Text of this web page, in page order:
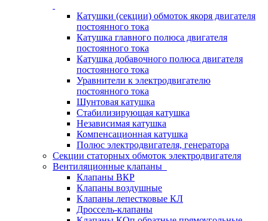
Катушки (секции) обмоток якоря двигателя
постоянного тока
Катушка главного полюса двигателя
постоянного тока
Катушка добавочного полюса двигателя
постоянного тока
Уравнители к электродвигателю
постоянного тока
Шунтовая катушка
Стабилизирующая катушка
Независимая катушка
Компенсационная катушка
Полюс электродвигателя, генератора
Секции статорных обмоток электродвигателя
Вентиляционные клапаны
Клапаны ВКР
Клапаны воздушные
Клапаны лепестковые КЛ
Дроссель-клапаны